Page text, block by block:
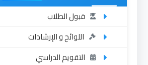
قبول الطلاب
اللوائح و الإرشادات
التقويم الدراسي